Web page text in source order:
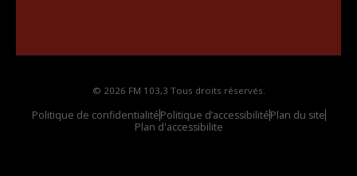
© 2026 FM 103,3 Tous droits réservés.
Politique de confidentialitéPolitique d’accessibilitéPlan du site
Plan d'accessibilite